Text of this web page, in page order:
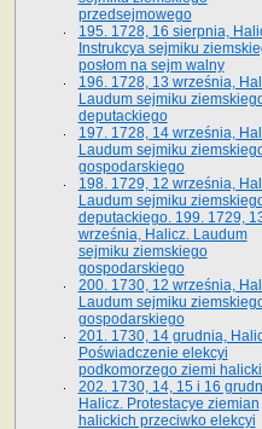
przedsejmowego
195. 1728, 16 sierpnia,
Instrukcya sejmiku
posłom na sejm walny
196. 1728, 13 września,
Laudum sejmiku
deputackiego
197. 1728, 14 września,
Laudum sejmiku
gospodarskiego
198. 1729, 12 września,
Laudum sejmiku
deputackiego. 199. 1729,
września, Halicz. Laudum
sejmiku ziemskiego
gospodarskiego
200. 1730, 12 września,
Laudum sejmiku
gospodarskiego
201. 1730, 14 grudnia,
Poświadczenie elekcyi
podkomorzego ziemi
202. 1730, 14, 15 i 16
Halicz. Protestacye ziemian
halickich przeciwko elekcyi